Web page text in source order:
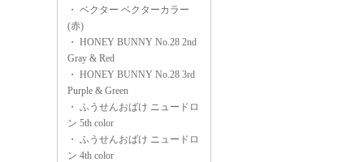
・ ベクター ベクターカラー
(赤)
・ HONEY BUNNY No.28 2nd
Gray & Red
・ HONEY BUNNY No.28 3rd
Purple & Green
・ ふうせんおばけ ニュードロ
ン 5th color
・ ふうせんおばけ ニュードロ
ン 4th color